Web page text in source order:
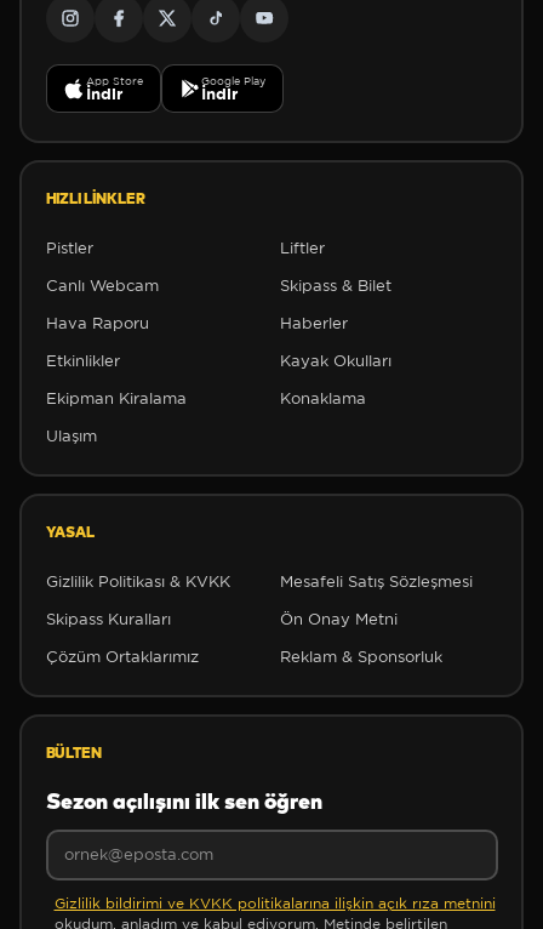
App Store
İndir
Google Play
İndir
HIZLI LINKLER
Pistler Liftler
Canlı Webcam Skipass & Bilet
Hava Raporu Haberler
Etkinlikler Kayak Okulları
Ekipman Kiralama Konaklama
Ulaşım
YASAL
Gizlilik Politikası & KVKK Mesafeli Satış Sözleşmesi
Skipass Kuralları Ön Onay Metni
Çözüm Ortaklarımız Reklam & Sponsorluk
BÜLTEN
Sezon açılışını ilk sen öğren
Gizlilik bildirimi ve KVKK politikalarına ilişkin açık rıza metnini
okudum, anladım ve kabul ediyorum. Metinde belirtilen